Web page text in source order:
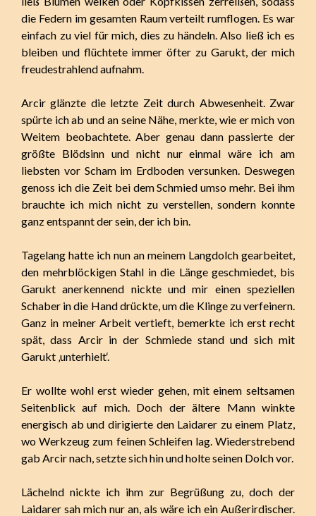
die Federn im gesamten Raum verteilt rumflogen. Es war
einfach zu viel für mich, dies zu händeln. Also ließ ich es
bleiben und flüchtete immer öfter zu Garukt, der mich
freudestrahlend aufnahm.
Arcir glänzte die letzte Zeit durch Abwesenheit. Zwar
spürte ich ab und an seine Nähe, merkte, wie er mich von
Weitem beobachtete. Aber genau dann passierte der
größte Blödsinn und nicht nur einmal wäre ich am
liebsten vor Scham im Erdboden versunken. Deswegen
genoss ich die Zeit bei dem Schmied umso mehr. Bei ihm
brauchte ich mich nicht zu verstellen, sondern konnte
ganz entspannt der sein, der ich bin.
Tagelang hatte ich nun an meinem Langdolch gearbeitet,
den mehrblöckigen Stahl in die Länge geschmiedet, bis
Garukt anerkennend nickte und mir einen speziellen
Schaber in die Hand drückte, um die Klinge zu verfeinern.
Ganz in meiner Arbeit vertieft, bemerkte ich erst recht
spät, dass Arcir in der Schmiede stand und sich mit
Garukt ‚unterhielt‘.
Er wollte wohl erst wieder gehen, mit einem seltsamen
Seitenblick auf mich. Doch der ältere Mann winkte
energisch ab und dirigierte den Laidarer zu einem Platz,
wo Werkzeug zum feinen Schleifen lag. Wiederstrebend
gab Arcir nach, setzte sich hin und holte seinen Dolch vor.
Lächelnd nickte ich ihm zur Begrüßung zu, doch der
Laidarer sah mich nur an, als wäre ich ein Außerirdischer.